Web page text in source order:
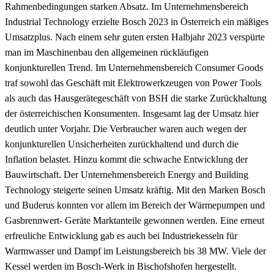
Rahmenbedingungen starken Absatz. Im Unternehmensbereich
Industrial Technology erzielte Bosch 2023 in Österreich ein mäßiges
Umsatzplus. Nach einem sehr guten ersten Halbjahr 2023 verspürte
man im Maschinenbau den allgemeinen rückläufigen
konjunkturellen Trend. Im Unternehmensbereich Consumer Goods
traf sowohl das Geschäft mit Elektrowerkzeugen von Power Tools
als auch das Hausgerätegeschäft von BSH die starke Zurückhaltung
der österreichischen Konsumenten. Insgesamt lag der Umsatz hier
deutlich unter Vorjahr. Die Verbraucher waren auch wegen der
konjunkturellen Unsicherheiten zurückhaltend und durch die
Inflation belastet. Hinzu kommt die schwache Entwicklung der
Bauwirtschaft. Der Unternehmensbereich Energy and Building
Technology steigerte seinen Umsatz kräftig. Mit den Marken Bosch
und Buderus konnten vor allem im Bereich der Wärmepumpen und
Gasbrennwert- Geräte Marktanteile gewonnen werden. Eine erneut
erfreuliche Entwicklung gab es auch bei Industriekesseln für
Warmwasser und Dampf im Leistungsbereich bis 38 MW. Viele der
Kessel werden im Bosch-Werk in Bischofshofen hergestellt.